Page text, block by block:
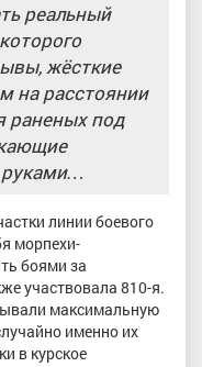
реальный
жёсткие
на расстоянии
раненых под
линии боевого
морпехи-
боями за
участвовала 810-я.
максимальную
именно их
в курское